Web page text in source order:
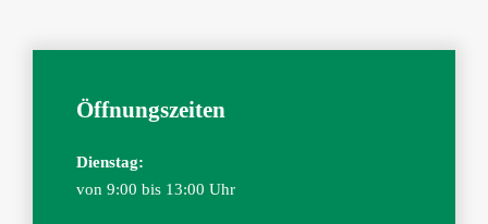
Öffnungszeiten
Dienstag:
von 9:00 bis 13:00 Uhr